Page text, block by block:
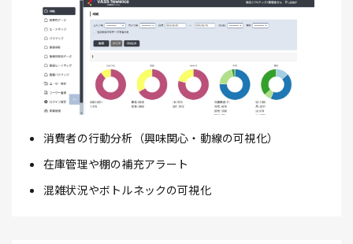
消費者の行動分析（興味関心・動線の可視化）
在庫管理や棚の補充アラート
混雑状況やボトルネックの可視化